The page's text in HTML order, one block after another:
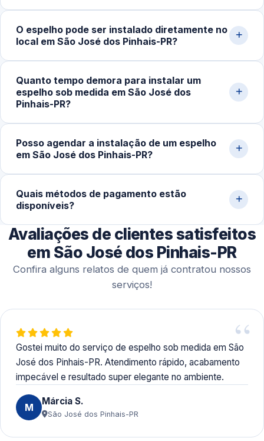
próxima da sua localização reduz os custos de
deslocamento e transporte do espelho e agiliza a
execução do serviço.
O espelho pode ser instalado diretamente no
local em São José dos Pinhais-PR?
incluindo medição, recorte de ajuste e fixação.
Utilizamos ferramentas adequadas para garantir
Quanto tempo demora para instalar um
espelho sob medida em São José dos
Pinhais-PR?
espelho, instalações simples levam de 1 a 3 horas.
Projetos maiores ou painéis espelhados mais detalhados
podem exigir um período maior para execução segura.
Posso agendar a instalação de um espelho
em São José dos Pinhais-PR?
agendamento conforme a disponibilidade do cliente,
incluindo finais de semana, para medição, fabricação e
instalação completa.
Quais métodos de pagamento estão
disponíveis?
Aceitamos Pix, dinheiro, cartões de crédito e débito e
transferências bancárias, oferecendo mais flexibilidade
Avaliações de clientes satisfeitos
em São José dos Pinhais-PR
Confira alguns relatos de quem já contratou nossos
serviços!
Gostei muito do serviço de espelho sob medida em São
José dos Pinhais-PR. Atendimento rápido, acabamento
impecável e resultado super elegante no ambiente.
M Márcia S.
São José dos Pinhais-PR